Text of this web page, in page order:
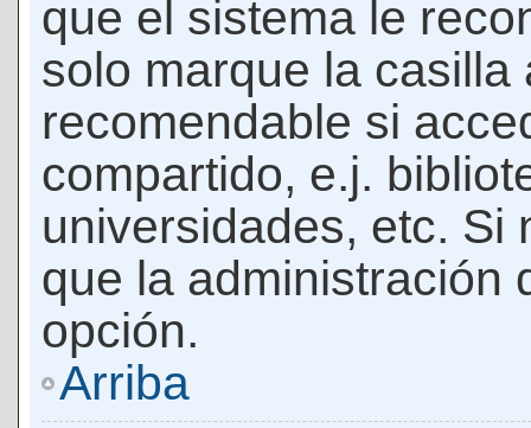
que el sistema le
solo marque la casilla
recomendable si
compartido, e.j.
universidades, etc. Si
que la administración
opción.
Arriba